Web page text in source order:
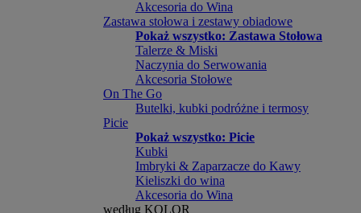
Akcesoria do Wina
Zastawa stołowa i zestawy obiadowe
Pokaż wszystko: Zastawa Stołowa
Talerze & Miski
Naczynia do Serwowania
Akcesoria Stołowe
On The Go
Butelki, kubki podróżne i termosy
Picie
Pokaż wszystko: Picie
Kubki
Imbryki & Zaparzacze do Kawy
Kieliszki do wina
Akcesoria do Wina
według KOLOR